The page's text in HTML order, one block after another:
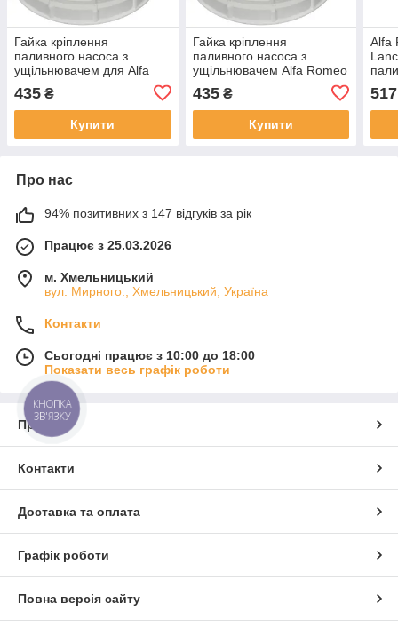
Гайка кріплення
паливного насоса з
ущільнювачем для Alfa
Lancia, Peugeot (152 мм)
435 ₴
Купити
Гайка кріплення
паливного насоса з
ущільнювачем Alfa Romeo
Peugeot OE 46523405
435₴
Купити
Alfa
517
Про нас
94% позитивних з 147 відгуків за рік
Працює з 25.03.2026
м. Хмельницький
вул. Мирного., Хмельницький, Україна
Контакти
Сьогодні працює з 10:00 до 18:00
Показати весь графік роботи
Про нас
Контакти
Доставка та оплата
Графік роботи
Повна версія сайту
КНОПКА
ЗВ'ЯЗКУ